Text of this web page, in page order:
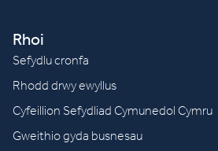
Rhoi
Sefydlu cronfa
Rhodd drwy ewyllus
Cyfeillion Sefydliad Cymunedol Cymru
Gweithio gyda busnesau